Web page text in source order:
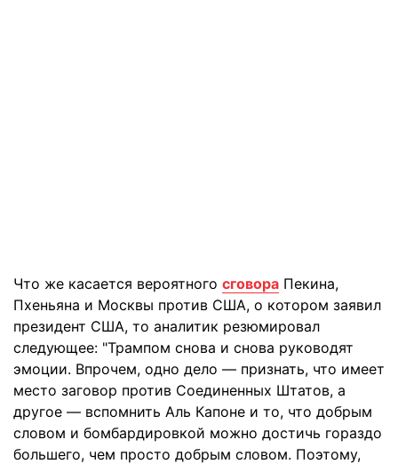
Что же касается вероятного сговора Пекина,
Пхеньяна и Москвы против США, о котором заявил
президент США, то аналитик резюмировал
следующее: "Трампом снова и снова руководят
эмоции. Впрочем, одно дело — признать, что имеет
место заговор против Соединенных Штатов, а
другое — вспомнить Аль Капоне и то, что добрым
словом и бомбардировкой можно достичь гораздо
большего, чем просто добрым словом. Поэтому,